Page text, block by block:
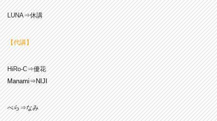
LUNA⇒休講
【代講】
HiRo-C⇒優花
Manami⇒NIJI
ぺら⇒なみ